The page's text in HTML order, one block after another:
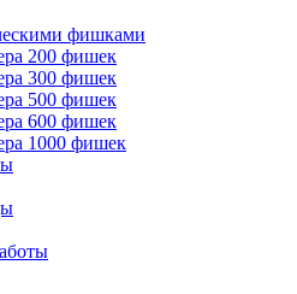
фишками
200 фишек
300 фишек
500 фишек
600 фишек
1000 фишек